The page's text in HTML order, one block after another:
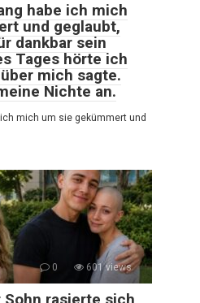
habe ich mich
und geglaubt,
dankbar sein
Tages hörte ich
mich sagte.
Nichte an.
mich um sie gekümmert und
0 601 views